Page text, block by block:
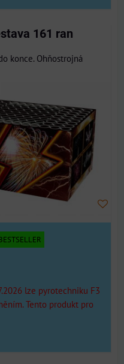
161 ran
konce. Ohňostrojná
lze pyrotechniku F3
Tento produkt pro